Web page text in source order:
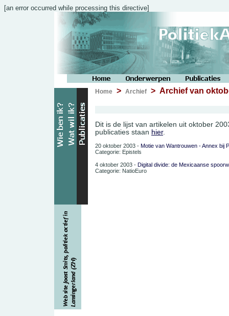
[an error occurred while processing this directive]
Home > Archief > Archief van
Dit is de lijst van artikelen uit oktober
publicaties staan hier.
20 oktober 2003 - Motie van Wantrouwen - Annex bij
Categorie: Epistels
4 oktober 2003 - Digital divide: de Mexicaanse
Categorie: NatioEuro